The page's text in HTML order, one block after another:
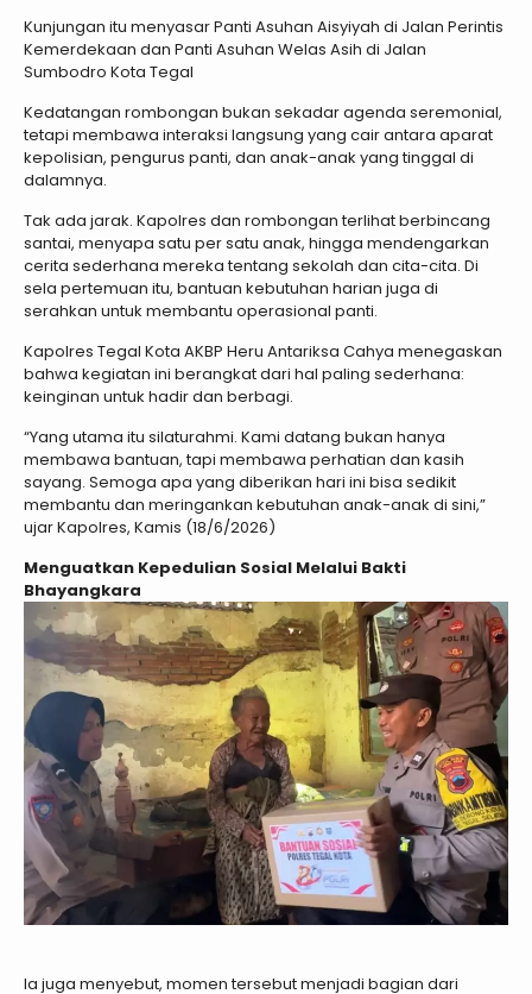
Kunjungan itu menyasar Panti Asuhan Aisyiyah di Jalan Perintis
Kemerdekaan dan Panti Asuhan Welas Asih di Jalan
Sumbodro Kota Tegal
Kedatangan rombongan bukan sekadar agenda seremonial,
tetapi membawa interaksi langsung yang cair antara aparat
kepolisian, pengurus panti, dan anak-anak yang tinggal di
dalamnya.
Tak ada jarak. Kapolres dan rombongan terlihat berbincang
santai, menyapa satu per satu anak, hingga mendengarkan
cerita sederhana mereka tentang sekolah dan cita-cita. Di
sela pertemuan itu, bantuan kebutuhan harian juga di
serahkan untuk membantu operasional panti.
Kapolres Tegal Kota AKBP Heru Antariksa Cahya menegaskan
bahwa kegiatan ini berangkat dari hal paling sederhana:
keinginan untuk hadir dan berbagi.
“Yang utama itu silaturahmi. Kami datang bukan hanya
membawa bantuan, tapi membawa perhatian dan kasih
sayang. Semoga apa yang diberikan hari ini bisa sedikit
membantu dan meringankan kebutuhan anak-anak di sini,”
ujar Kapolres, Kamis (18/6/2026)
Menguatkan Kepedulian Sosial Melalui Bakti
Bhayangkara
Ia juga menyebut, momen tersebut menjadi bagian dari